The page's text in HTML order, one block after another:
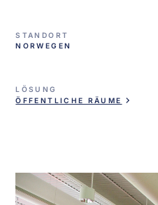
STANDORT
NORWEGEN
LÖSUNG
ÖFFENTLICHE RÄUME